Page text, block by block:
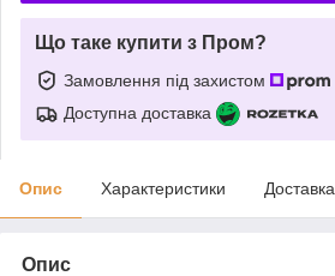
Що таке купити з Пром?
Замовлення під захистом
Доступна доставка
Опис Характеристики Доставка
Опис